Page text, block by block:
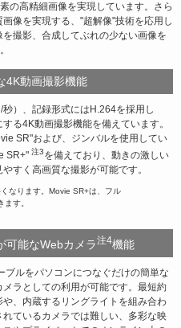
の高精細画像を実現しています。さら
像を実現する、"超解像"技術を応用し
撮影、合成してぶれの少ない画像を
4K動画撮影機能
）、記録形式にはH.264を採用し
る4K動画撮影機能を備えています。
SR"および、ジンバルを使用してい
SR+" 注3を備えており、動きの激しい
すく高画質な撮影が可能です。
なります。Movie SR+は、フル
す。
可能なWebカメラ注4機能
ルをパソコンにつなぐだけの簡単な
ラとしての利用が可能です。最短約
、内蔵するリングライトを組み合わ
ているカメラでは難しい、多彩な映